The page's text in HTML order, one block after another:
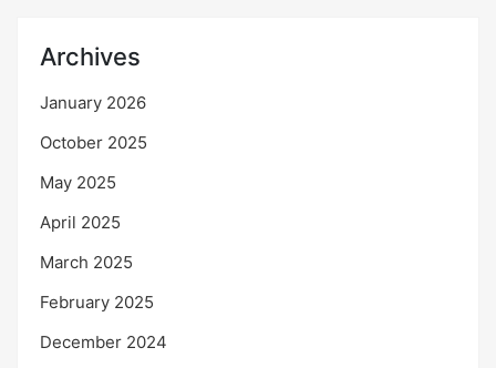
Archives
January 2026
October 2025
May 2025
April 2025
March 2025
February 2025
December 2024